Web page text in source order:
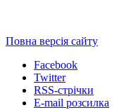
Повна версія сайту
Facebook
Twitter
RSS-стрічки
E-mail розсилка